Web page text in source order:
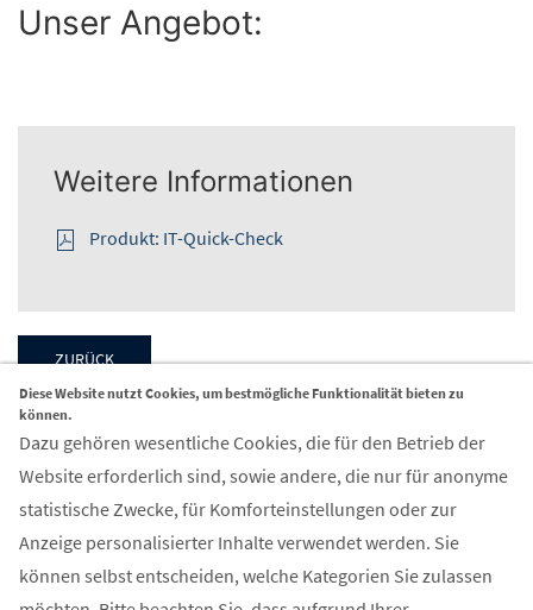
Unser Angebot:
Weitere Informationen
Produkt: IT-Quick-Check
ZURÜCK
Kontakt
FIR Aachen GmbH
Diese Website nutzt Cookies, um bestmögliche Funktionalität bieten zu
können.
Dazu gehören wesentliche Cookies, die für den Betrieb der
Website erforderlich sind, sowie andere, die nur für anonyme
statistische Zwecke, für Komforteinstellungen oder zur
Anzeige personalisierter Inhalte verwendet werden. Sie
können selbst entscheiden, welche Kategorien Sie zulassen